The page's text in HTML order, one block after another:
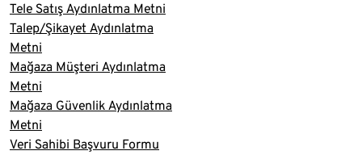
Tele Satış Aydınlatma Metni
Talep/Şikayet Aydınlatma
Metni
Mağaza Müşteri Aydınlatma
Metni
Mağaza Güvenlik Aydınlatma
Metni
Veri Sahibi Başvuru Formu